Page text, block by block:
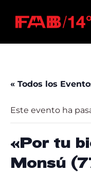
« Todos los
Este evento ha
«Por tu
Monsú
Press Enter /